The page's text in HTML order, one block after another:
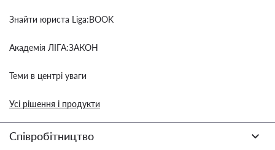
Знайти юриста Liga:BOOK
Академія ЛІГА:ЗАКОН
Теми в центрі уваги
Усі рішення і продукти
Співробітництво